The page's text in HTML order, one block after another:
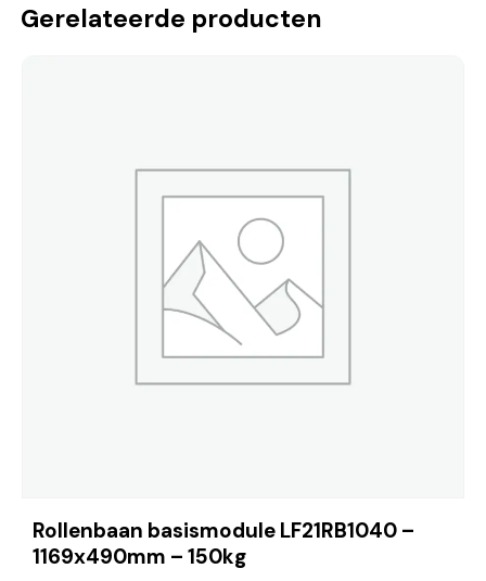
Gerelateerde producten
Rollenbaan basismodule LF21RB1040 –
1169x490mm – 150kg